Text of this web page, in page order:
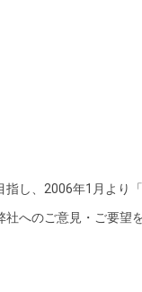
し、2006年1月より
へのご意見・ご要望